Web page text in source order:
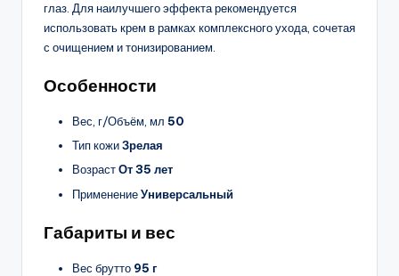
глаз. Для наилучшего эффекта рекомендуется
использовать крем в рамках комплексного ухода, сочетая
с очищением и тонизированием.
Особенности
Вес, г/Объём, мл 50
Тип кожиЗрелая
ВозрастОт 35 лет
ПрименениеУниверсальный
Габариты и вес
Вес брутто 95 г